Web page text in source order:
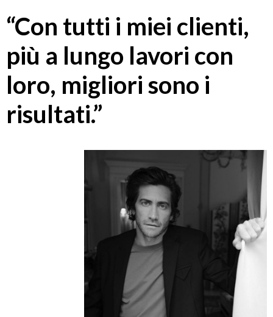
“Con tutti i miei clienti,
più a lungo lavori con
loro, migliori sono i
risultati.”